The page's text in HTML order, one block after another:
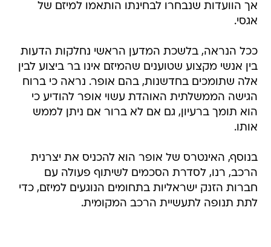
אך הוועדות שנבחרו לבחינתו הותאמו למיזם של
אגסי.
ככל הנראה, בלשכת המדען הראשי נחלקות הדעות
בין אנשי מקצוע שטוענים שהמיזם אינו בר ביצוע לבין
אלה שתומכים בחדשנות, בהם אופר. נראה כי ברוח
הגישה הממשלתית האוהדת עשוי אופר להודיע כי
הוא תומך ברעיון, גם אם לא ברור אם ניתן לממש
אותו.
בנוסף, האינטרס של אופר הוא להכניס את יצרנית
הרכב, רנו, לסדרת הסכמים לשיתוף פעולה עם
חברות הזנק ישראליות בתחומים הנוגעים למיזם, כדי
לתת תנופה לתעשיית הרכב המקומית.